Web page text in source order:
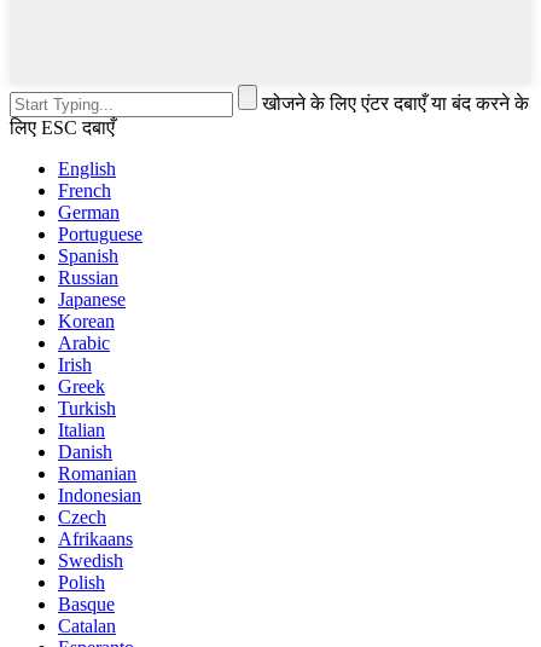
खोजने के लिए एंटर दबाएँ या बंद करने के
लिए ESC दबाएँ
English
French
German
Portuguese
Spanish
Russian
Japanese
Korean
Arabic
Irish
Greek
Turkish
Italian
Danish
Romanian
Indonesian
Czech
Afrikaans
Swedish
Polish
Basque
Catalan